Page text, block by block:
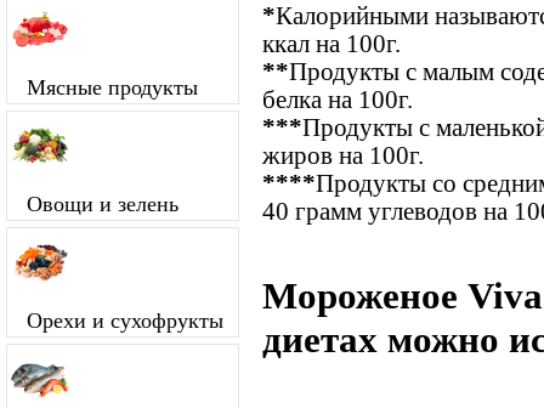
Мясные продукты
Овощи и зелень
Орехи и сухофрукты
*Калорийными
ккал на 100г.
**Продукты с малым
белка на 100г.
***Продукты с
жиров на 100г.
****Продукты со
40 грамм углеводов на
Мороженое
диетах можно